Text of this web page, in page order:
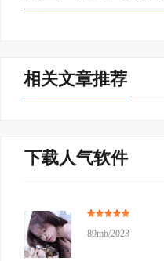
相关文章推荐
下载人气软件
89mb/2023